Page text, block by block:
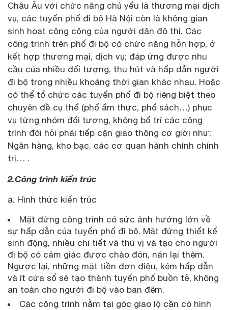
Châu Âu với chức năng chủ yếu là thương mại dịch
vụ, các tuyến phố đi bộ Hà Nội còn là không gian
sinh hoạt công cộng của người dân đô thị. Các
công trình trên phố đi bộ có chức năng hỗn hợp, ở
kết hợp thương mại, dịch vụ; đáp ứng được nhu
cầu của nhiều đối tượng, thu hút và hấp dẫn người
đi bộ trong nhiều khoảng thời gian khác nhau. Hoặc
có thể tổ chức các tuyến phố đi bộ riêng biệt theo
chuyên đề cụ thể (phố ẩm thực, phố sách…) phục
vụ từng nhóm đối tượng, không bố trí các công
trình đòi hỏi phải tiếp cận giao thông cơ giới như:
Ngân hàng, kho bạc, các cơ quan hành chính chính
trị… .
2.Công trình kiến trúc
a. Hình thức kiến trúc
Mặt đứng công trình có sức ảnh hướng lớn về
sự hấp dẫn của tuyến phố đi bộ. Mặt đứng thiết kế
sinh động, nhiều chi tiết và thú vị và tạo cho người
đi bộ có cảm giác được chào đón, nán lại thêm.
Ngược lại, những mặt tiền đơn điệu, kém hấp dẫn
và ít cửa sổ sẽ tạo thành tuyến phố buồn tẻ, không
an toàn cho người đi bộ vào ban đêm.
Các công trình nằm tại góc giao lộ cần có hình